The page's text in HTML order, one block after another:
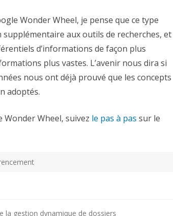
Wonder Wheel, je pense que ce type
aux outils de recherches, et
d’informations de façon plus
plus vastes. L’avenir nous dira si
nous ont déjà prouvé que les concepts
adoptés.
Wheel, suivez le pas à pas sur le
la gestion dynamique de dossiers